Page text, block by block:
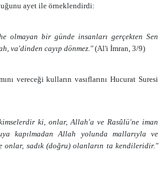
ayet ile örneklendirdi:
olmayan bir günde insanları gerçekten Sen
va'dinden cayıp dönmez."(Al'i İmran, 3/9)
vereceği kulların vasıflarını Hucurat Suresi
ki, onlar, Allah'a ve Rasûlü'ne iman
kapılmadan Allah yolunda mallarıyla ve
onlar, sadık (doğru) olanların ta kendileridir."